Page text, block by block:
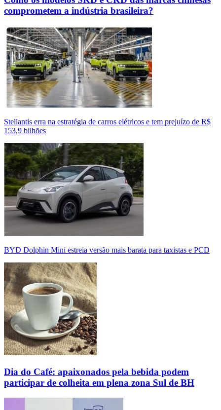
comprometem a indústria brasileira?
Stellantis erra na estratégia de carros elétricos e tem prejuízo de R$
153,9 bilhões
BYD Dolphin Mini estreia versão mais barata para taxistas e PCD
Dia do Café: apaixonados pela bebida podem
participar de colheita em plena zona Sul de BH